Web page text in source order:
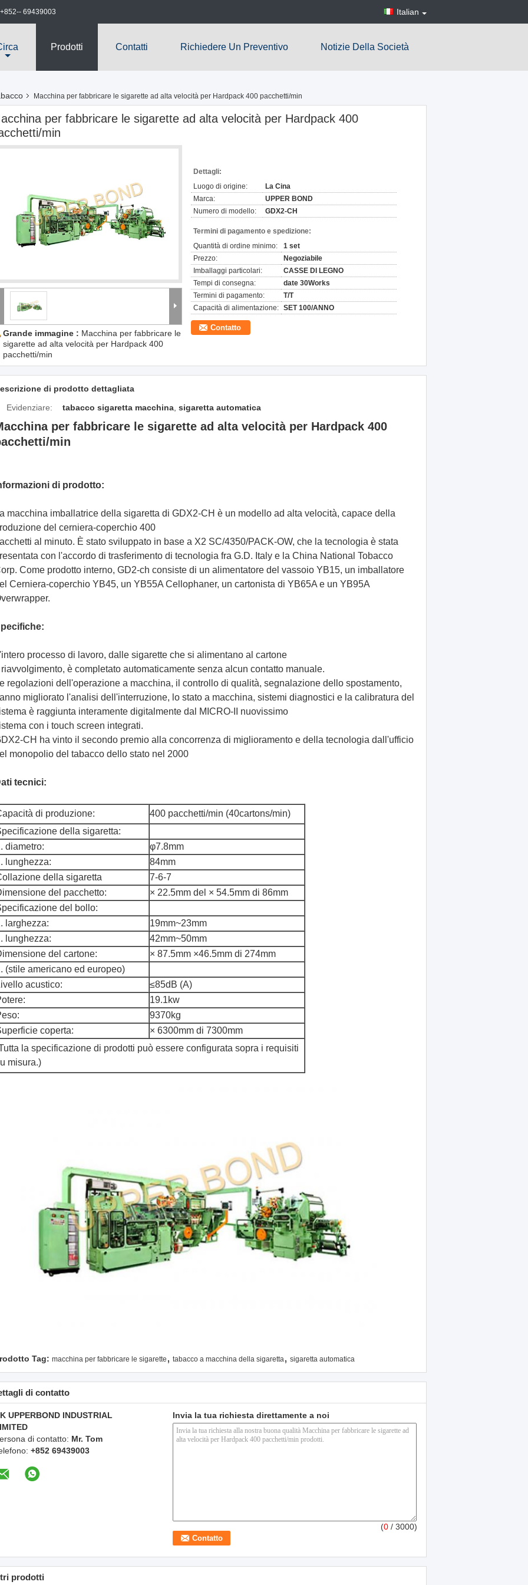
+852-- 69439003 Italian
Prodotti Contatti Richiedere Un Preventivo Notizie Della Società
Macchina per fabbricare le sigarette ad alta velocità per Hardpack 400 pacchetti/min
per fabbricare le sigarette ad alta velocità per Hardpack 400
min
Grande immagine : Macchina per fabbricare le
sigarette ad alta velocità per Hardpack 400
pacchetti/min
Dettagli:
Luogo di origine:
La Cina
Marca:
UPPER BOND
Numero di modello:
GDX2-CH
Termini di pagamento e spedizione:
Quantità di ordine minimo:
1 set
Prezzo:
Negoziabile
Imballaggi particolari:
CASSE DI LEGNO
Tempi di consegna:
date 30Works
Termini di pagamento:
T/T
Capacità di alimentazione: SET 100/ANNO
Contatto
di prodotto dettagliata
Evidenziare:
tabacco sigaretta macchina sigaretta automatica
per fabbricare le sigarette ad alta velocità per Hardpack 400
min
di prodotto:
macchina imballatrice della sigaretta di GDX2-CH è un modello ad alta velocità, capace della
del cerniera-coperchio 400
al minuto. È stato sviluppato in base a X2 SC/4350/PACK-OW, che la tecnologia è stata
con l'accordo di trasferimento di tecnologia fra G.D. Italy e la China National Tobacco
Come prodotto interno, GD2-ch consiste di un alimentatore del vassoio YB15, un imballatore
Cerniera-coperchio YB45, un YB55A Cellophaner, un cartonista di YB65A e un YB95A
processo di lavoro, dalle sigarette che si alimentano al cartone
è completato automaticamente senza alcun contatto manuale.
regolazioni dell'operazione a macchina, il controllo di qualità, segnalazione dello spostamento,
migliorato l'analisi dell'interruzione, lo stato a macchina, sistemi diagnostici e la calibratura del
è raggiunta interamente digitalmente dal MICRO-II nuovissimo
con i touch screen integrati.
CH ha vinto il secondo premio alla concorrenza di miglioramento e della tecnologia dall'ufficio
monopolio del tabacco dello stato nel 2000
tecnici:
di produzione:
400 pacchetti/min (40cartons/min)
della sigaretta:
diametro:
φ7.8mm
lunghezza:
84mm
della sigaretta
7-6-7
del pacchetto:
× 22.5mm del × 54.5mm di 86mm
del bollo:
larghezza:
19mm~23mm
lunghezza:
42mm~50mm
del cartone:
× 87.5mm ×46.5mm di 274mm
(stile americano ed europeo)
acustico:
≤85dB (A)
19.1kw
9370kg
coperta:
× 6300mm di 7300mm
la specificazione di prodotti può essere configurata sopra i requisiti
misura.)
Tag: macchina per fabbricare le sigarette , tabacco a macchina della sigaretta, sigaretta automatica
di contatto
UPPERBOND INDUSTRIAL
di contatto: Mr. Tom
+852 69439003
Invia la tua richiesta direttamente a noi
(0 / 3000)
prodotti